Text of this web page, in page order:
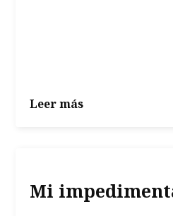
Leer más
Mi